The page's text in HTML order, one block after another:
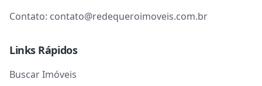
Contato: contato@redequeroimoveis.com.br
Links Rápidos
Buscar Imóveis